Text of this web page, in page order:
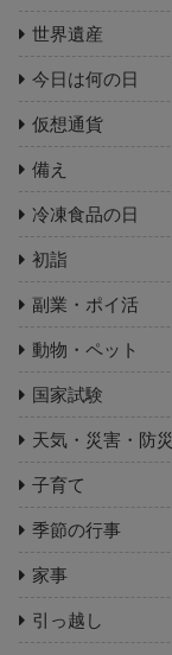
世界遺産
今日は何の日
仮想通貨
備え
冷凍食品の日
初詣
副業・ポイ活
動物・ペット
国家試験
天気・災害・防災
子育て
季節の行事
家事
引っ越し